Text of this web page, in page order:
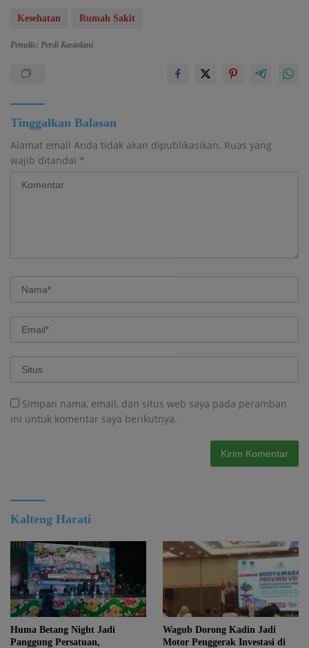
Kesehatan Rumah Sakit
Penulis: Perdi Kastolani
Tinggalkan Balasan
Alamat email Anda tidak akan dipublikasikan. Ruas yang
wajib ditandai *
Simpan nama, email, dan situs web saya pada peramban
ini untuk komentar saya berikutnya.
Kalteng Harati
Huma Betang Night Jadi
Panggung Persatuan,
Wagub Dorong Kadin Jadi
Motor Penggerak Investasi di